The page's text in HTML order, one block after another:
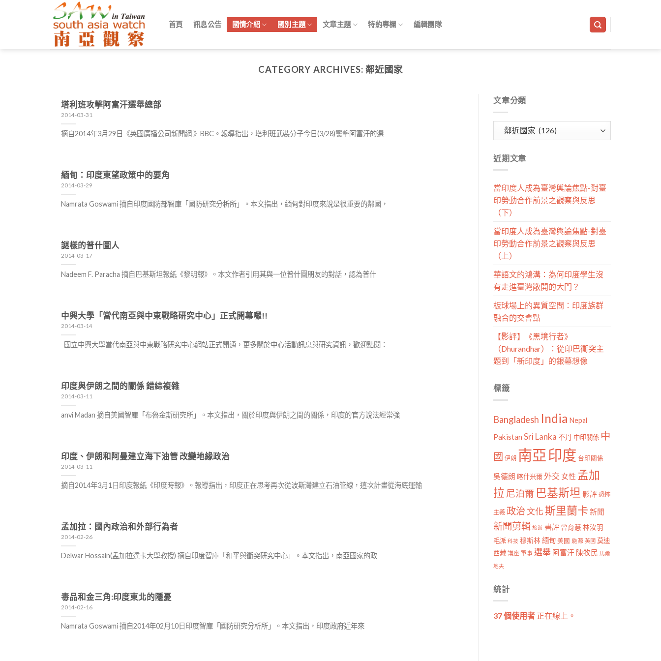
首頁 訊息公告 國情介紹 國別主題 文章主題 特約專欄 編輯團隊
CATEGORY ARCHIVES:鄰近國家
塔利班攻擊阿富汗選舉總部
2014-03-31
摘自2014年3月29日《英國廣播公司新聞網 》BBC。報導指出，塔利班武裝分子今日(3/28)襲擊阿富汗的選
緬甸：印度東望政策中的要角
2014-03-29
Namrata Goswami 摘自印度國防部智庫「國防研究分析所」。本文指出，緬甸對印度來說是很重要的鄰國，
謎樣的普什圖人
2014-03-17
Nadeem F. Paracha 摘自巴基斯坦報紙《黎明報》。本文作者引用其與一位普什圖朋友的對話，認為普什
中興大學「當代南亞與中東戰略研究中心」正式開幕囉!!
2014-03-14
國立中興大學當代南亞與中東戰略研究中心網站正式開通，更多關於中心活動訊息與研究資訊，歡迎點閱：
印度與伊朗之間的關係 錯綜複雜
2014-03-11
anvi Madan 摘自美國智庫「布魯金斯研究所」。本文指出，關於印度與伊朗之間的關係，印度的官方說法經常強
印度、伊朗和阿曼建立海下油管 改變地緣政治
2014-03-11
摘自2014年3月1日印度報紙《印度時報》。報導指出，印度正在思考再次從波斯灣建立石油管線，這次計畫從海底運輸
孟加拉：國內政治和外部行為者
2014-02-26
Delwar Hossain(孟加拉達卡大學教授) 摘自印度智庫「和平與衝突研究中心」。本文指出，南亞國家的政
毒品和金三角:印度東北的隱憂
2014-02-16
Namrata Goswami 摘自2014年02月10日印度智庫「國防研究分析所」。本文指出，印度政府近年來
文章分類
類
近期文章
當印度人成為臺灣輿論焦點-對臺
印勞動合作前景之觀察與反思
（下）
當印度人成為臺灣輿論焦點-對臺
印勞動合作前景之觀察與反思
（上）
華語文的鴻溝：為何印度學生沒
有走進臺灣敞開的大門？
板球場上的異質空間：印度族群
融合的交會點
【影評】《黑境行者》
（Dhurandhar）：從印巴衝突主
題到「新印度」的銀幕想像
標籤
Bangladesh India Nepal
Pakistan Sri Lanka 不丹 中印關係 中
國 伊朗 南亞印度 台印關係
吳德朗 喀什米爾外交 女性 孟加
拉 尼泊爾 巴基斯坦 影評 恐怖
主義 政治文化斯里蘭卡 新聞
新聞剪輯 旅遊 書評 曾育慧 林汝羽
毛派 科技 穆斯林 緬甸 美國 能源 英國 莫迪
西藏 講座 軍事 選舉 阿富汗 陳牧民 馬爾
地夫
統計
37 個使用者 正在線上。